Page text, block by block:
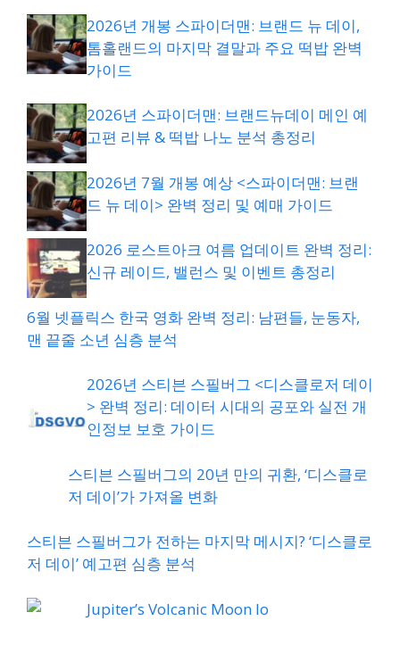
2026년 개봉 스파이더맨: 브랜드 뉴 데이,
톰홀랜드의 마지막 결말과 주요 떡밥 완벽
가이드
2026년 스파이더맨: 브랜드뉴데이 메인 예
고편 리뷰 & 떡밥 나노 분석 총정리
2026년 7월 개봉 예상 <스파이더맨: 브랜
드 뉴 데이> 완벽 정리 및 예매 가이드
2026 로스트아크 여름 업데이트 완벽 정리:
신규 레이드, 밸런스 및 이벤트 총정리
6월 넷플릭스 한국 영화 완벽 정리: 남편들, 눈동자,
맨 끝줄 소년 심층 분석
2026년 스티븐 스필버그 <디스클로저 데이
> 완벽 정리: 데이터 시대의 공포와 실전 개
인정보 보호 가이드
스티븐 스필버그의 20년 만의 귀환, ‘디스클로
저 데이’가 가져올 변화
스티븐 스필버그가 전하는 마지막 메시지? ‘디스클로
저 데이’ 예고편 심층 분석
Jupiter’s Volcanic Moon Io